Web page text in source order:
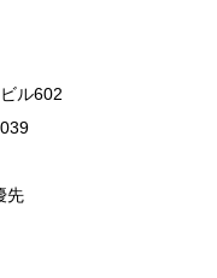
ル602
先